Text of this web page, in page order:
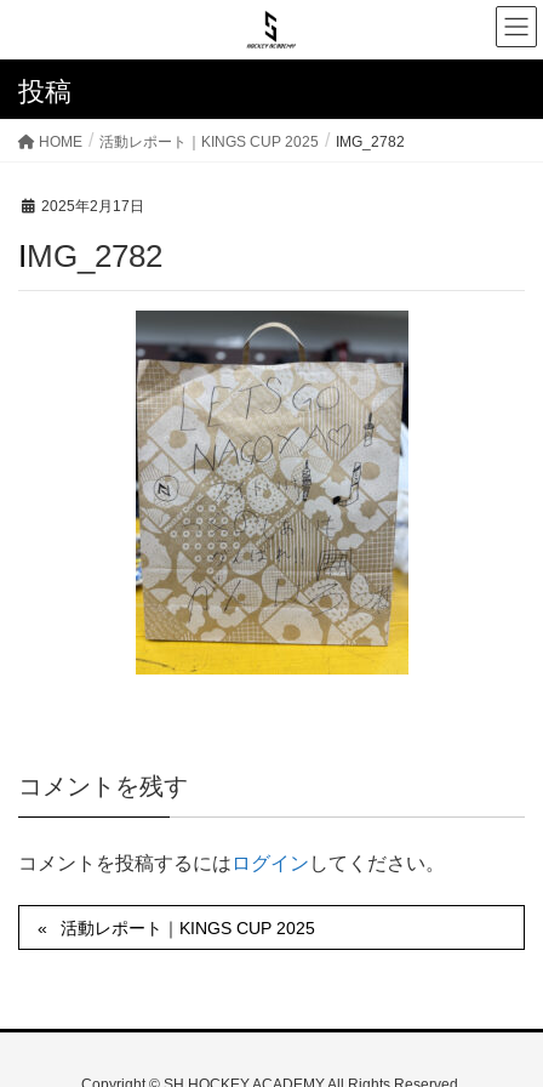
投稿
HOME 活動レポート｜KINGS CUP 2025 IMG_2782
2025年2月17日
IMG_2782
コメントを残す
コメントを投稿するには ログイン してください。
活動レポート｜KINGS CUP 2025